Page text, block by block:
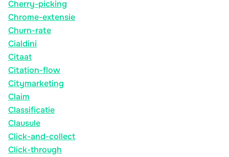
Cherry-picking
Chrome-extensie
Churn-rate
Cialdini
Citaat
Citation-flow
Citymarketing
Claim
Classificatie
Clausule
Click-and-collect
Click-through